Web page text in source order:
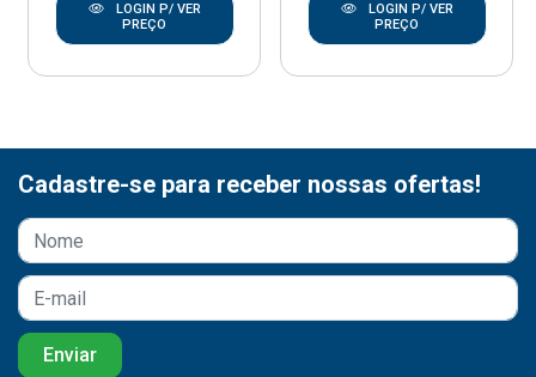
LOGIN P/ VER
PREÇO
LOGIN P/ VER
PREÇO
Cadastre-se para receber nossas ofertas!